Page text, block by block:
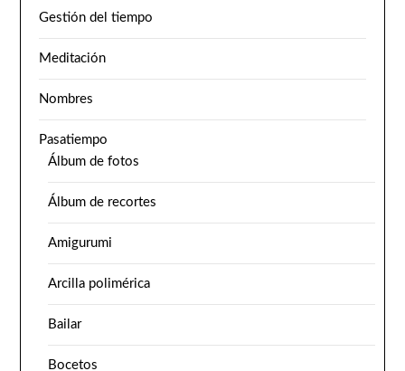
Gestión del tiempo
Meditación
Nombres
Pasatiempo
Álbum de fotos
Álbum de recortes
Amigurumi
Arcilla polimérica
Bailar
Bocetos